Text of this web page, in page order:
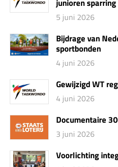
junioren
5 juni 2026
Bijdrage van
sportbonden
4 juni 2026
Gewijzigd WT
4 juni 2026
Documentaire
3 juni 2026
Voorlichting